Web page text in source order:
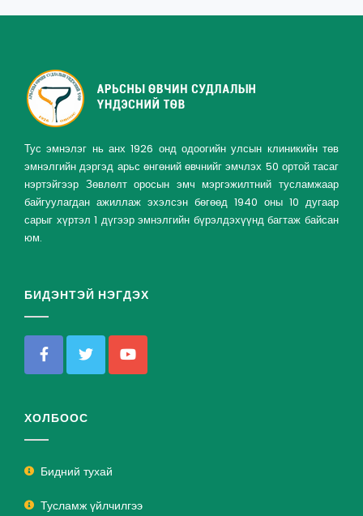
Тус эмнэлэг нь анх 1926 онд одоогийн улсын клиникийн төв
эмнэлгийн дэргэд арьс өнгөний өвчнийг эмчлэх 50 ортой тасаг
нэртэйгээр Зөвлөлт оросын эмч мэргэжилтний тусламжаар
байгуулагдан ажиллаж эхэлсэн бөгөөд 1940 оны 10 дугаар
сарыг хүртэл 1 дүгээр эмнэлгийн бүрэлдэхүүнд багтаж байсан
юм.
БИДЭНТЭЙ НЭГДЭХ
ХОЛБООС
Бидний тухай
Тусламж үйлчилгээ